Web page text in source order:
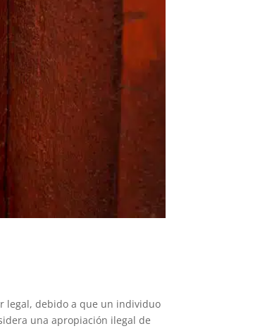
legal, debido a que un individuo
una apropiación ilegal de